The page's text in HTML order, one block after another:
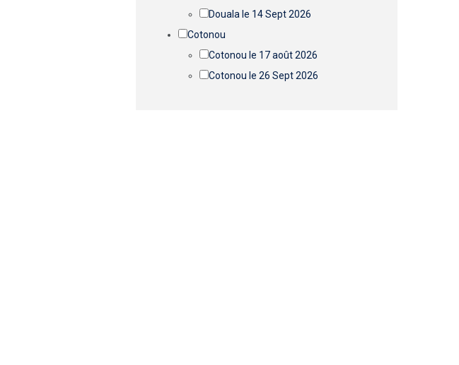
Douala le 14 Sept 2026
Cotonou
Cotonou le 17 août 2026
Cotonou le 26 Sept 2026